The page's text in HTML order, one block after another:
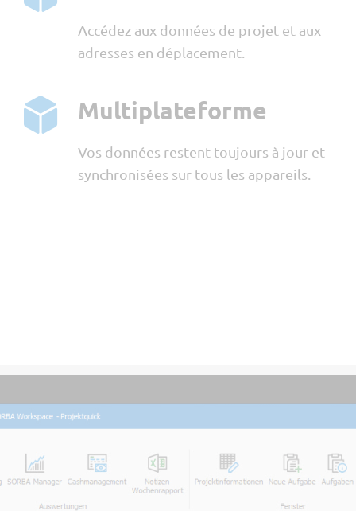
Accédez aux données de projet et aux
adresses en déplacement.
Multiplateforme
Vos données restent toujours à jour et
synchronisées sur tous les appareils.